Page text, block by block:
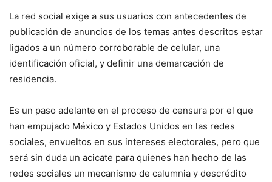
La red social exige a sus usuarios con antecedentes de
publicación de anuncios de los temas antes descritos estar
ligados a un número corroborable de celular, una
identificación oficial, y definir una demarcación de
residencia.
Es un paso adelante en el proceso de censura por el que
han empujado México y Estados Unidos en las redes
sociales, envueltos en sus intereses electorales, pero que
será sin duda un acicate para quienes han hecho de las
redes sociales un mecanismo de calumnia y descrédito